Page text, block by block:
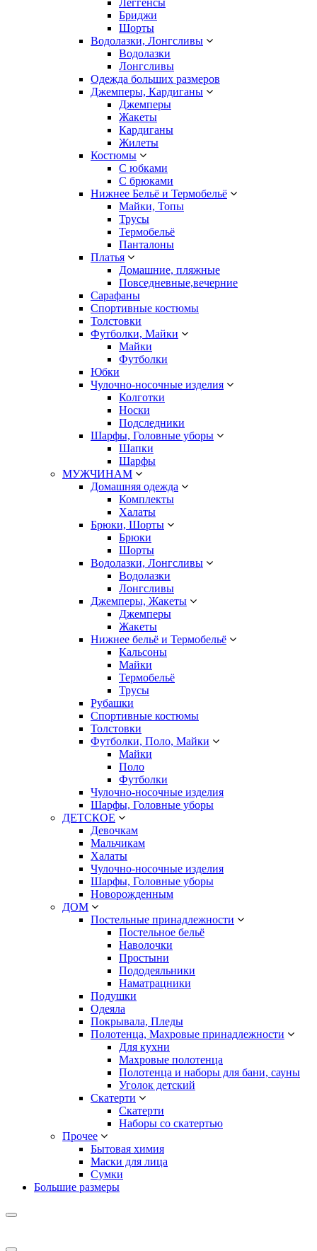
Леггенсы
Бриджи
Шорты
Водолазки, Лонгсливы
Водолазки
Лонгсливы
Одежда больших размеров
Джемперы, Кардиганы
Джемперы
Жакеты
Кардиганы
Жилеты
Костюмы
С юбками
С брюками
Нижнее Бельё и Термобельё
Майки, Топы
Трусы
Термобельё
Панталоны
Платья
Домашние, пляжные
Повседневные,вечерние
Сарафаны
Спортивные костюмы
Толстовки
Футболки, Майки
Майки
Футболки
Юбки
Чулочно-носочные изделия
Колготки
Носки
Подследники
Шарфы, Головные уборы
Шапки
Шарфы
МУЖЧИНАМ
Домашняя одежда
Комплекты
Халаты
Брюки, Шорты
Брюки
Шорты
Водолазки, Лонгсливы
Водолазки
Лонгсливы
Джемперы, Жакеты
Джемперы
Жакеты
Нижнее бельё и Термобельё
Кальсоны
Майки
Термобельё
Трусы
Рубашки
Спортивные костюмы
Толстовки
Футболки, Поло, Майки
Майки
Поло
Футболки
Чулочно-носочные изделия
Шарфы, Головные уборы
ДЕТСКОЕ
Девочкам
Мальчикам
Халаты
Чулочно-носочные изделия
Шарфы, Головные уборы
Новорожденным
ДОМ
Постельные принадлежности
Постельное бельё
Наволочки
Простыни
Пододеяльники
Наматрацники
Подушки
Одеяла
Покрывала, Пледы
Полотенца, Махровые принадлежности
Для кухни
Махровые полотенца
Полотенца и наборы для бани, сауны
Уголок детский
Скатерти
Скатерти
Наборы со скатертью
Прочее
Бытовая химия
Маски для лица
Сумки
Большие размеры